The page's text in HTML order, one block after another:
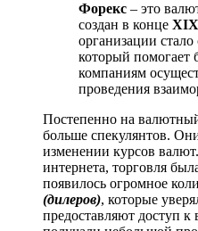
Форекс – это
создан в конце XIX
организации
который
компаниям
проведения
Постепенно на
больше спекулянтов.
изменении курсов
интернета, торговля
появилось огромное
(дилеров), которые
предоставляют доступ